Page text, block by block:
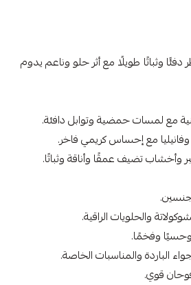
وثباتًا طويلًا مع أثر حلو وناعم يدوم
مع لمسات حمضية وتوابل دافئة.
مع إحساس كريمي فاخر.
تضيف عمقًا وأناقة وثباتًا.
والحلويات الراقية.
وفخمًا.
الباردة والمناسبات الخاصة.
قوي.